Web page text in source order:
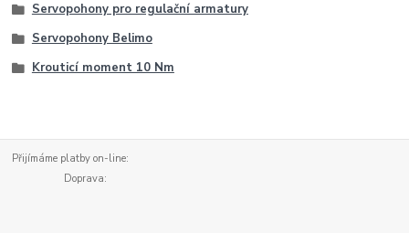
Servopohony pro regulační armatury
Servopohony Belimo
Krouticí moment 10 Nm
Přijímáme platby on-line:
Doprava: